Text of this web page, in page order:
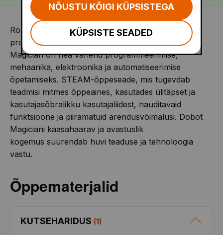
Robotkäsi Dobot Magician on hea lahendus
projekteerimise ja kodeerimise õpetamiseks.Dobot
Magician on hea vahend programmeerimise,
mehaanika, elektroonika ja automatiseerimise
õpetamiseks. STEAM-õppeseade, mis tugevdab
teadmisi mitmes õppeaines, kasutades ülitäpset ja
kasutajasõbralikku kasutajaliidest, nauditavaid
funktsioone ja piiramatuid arendusvõimalusi. Dobot
Magiciani kaasahaarav ja avastuslik
kogemus suurendab huvi teaduse ja tehnoloogia
vastu.
Õppematerjalid
KUTSEHARIDUS (1)
NÕUSTU KÕIGI KÜPSISTEGA
KÜPSISTE SEADED